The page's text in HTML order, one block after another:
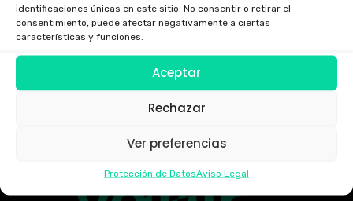
identificaciones únicas en este sitio. No consentir o retirar el
consentimiento, puede afectar negativamente a ciertas
características y funciones.
Aceptar
Rechazar
Ver preferencias
Protección de DatosAviso Legal